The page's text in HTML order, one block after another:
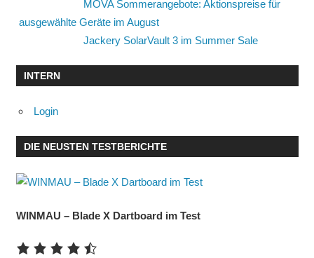
MOVA Sommerangebote: Aktionspreise für
ausgewählte Geräte im August
Jackery SolarVault 3 im Summer Sale
INTERN
Login
DIE NEUSTEN TESTBERICHTE
WINMAU – Blade X Dartboard im Test